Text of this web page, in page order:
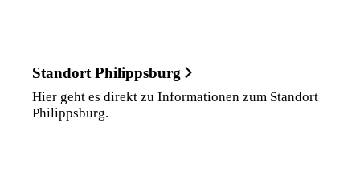
Standort Philippsburg
Hier geht es direkt zu Informationen zum Standort
Philippsburg.